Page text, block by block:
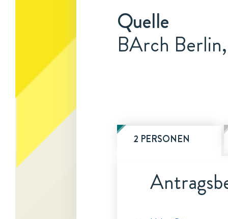
Quelle
BArch
2 PERSONEN